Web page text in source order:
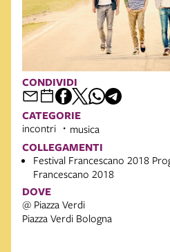
CONDIVIDI
CATEGORIE
incontri musica
COLLEGAMENTI
Festival Francescano 2018
Francescano 2018
DOVE
@ Piazza Verdi
Piazza Verdi Bologna